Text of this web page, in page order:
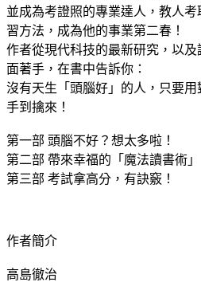
並成為考證照的專業達人，教人
習方法，成為他的事業第二春！
作者從現代科技的最新研究，以
面著手，在書中告訴你：
沒有天生「頭腦好」的人，只要
手到擒來！
第一部 頭腦不好？想太多啦！
第二部 帶來幸福的「魔法讀書術」
第三部 考試拿高分，有訣竅！
作者簡介
高島徹治